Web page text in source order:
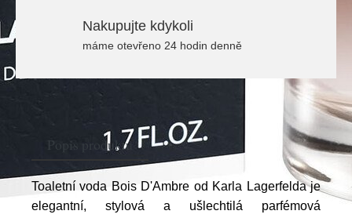
Nakupujte kdykoli
máme otevřeno 24 hodin denně
Popis produktu
Toaletní voda Bois D'Ambre od Karla Lagerfelda je
elegantní, stylová a ušlechtilá parfémová